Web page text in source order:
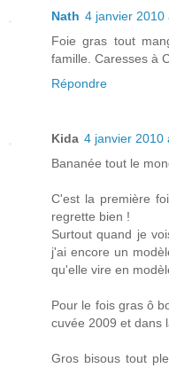
Nath 4 janvier 2010
Foie gras tout
famille. Caresses à
Répondre
Kida 4 janvier 2010
Bananée tout le
C'est la première
regrette bien !
Surtout quand je
j'ai encore un
qu'elle vire en
Pour le fois gras ô
cuvée 2009 et dans
Gros bisous tout